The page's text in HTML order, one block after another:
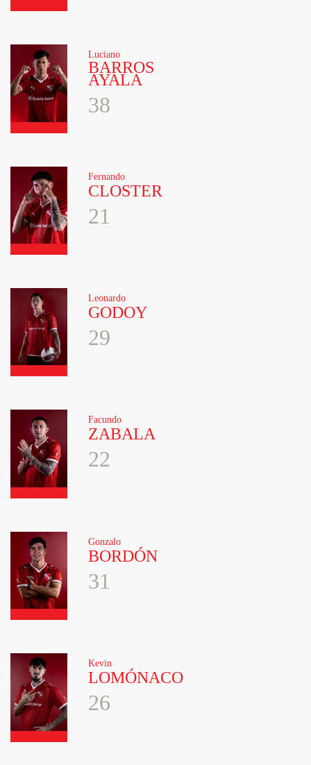
Luciano
BARROS
AYALA
38
Fernando
CLOSTER
21
Leonardo
GODOY
29
Facundo
ZABALA
22
Gonzalo
BORDÓN
31
Kevin
LOMÓNACO
26